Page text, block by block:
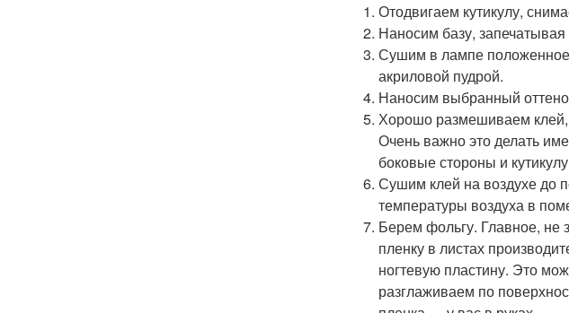
Отодвигаем кутикулу,
Наносим базу,
Сушим в лампе положенное
акриловой пудрой.
Наносим выбранный
Хорошо размешиваем клей,
Очень важно это делать
боковые стороны и
Сушим клей на воздухе до
температуры воздуха в
Берем фольгу. Главное, не
пленку в листах
ногтевую пластину. Это
разглаживаем по